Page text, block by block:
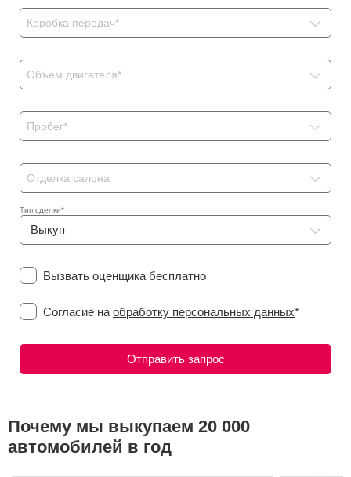
Коробка передач*
Объем двигателя*
Пробег*
Отделка салона
Тип сделки*
Выкуп
Вызвать оценщика бесплатно
Согласие на обработку персональных данных*
Почему мы выкупаем 20 000
автомобилей в год